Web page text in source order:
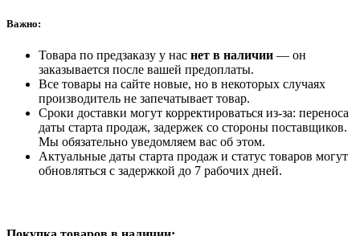
Важно:
Товара по предзаказу у нас нет в наличии — он
заказывается после вашей предоплаты.
Все товары на сайте новые, но в некоторых случаях
производитель не запечатывает товар.
Сроки доставки могут корректироваться из-за: переноса
даты старта продаж, задержек со стороны поставщиков.
Мы обязательно уведомляем вас об этом.
Актуальные даты старта продаж и статус товаров могут
обновляться с задержкой до 7 рабочих дней.